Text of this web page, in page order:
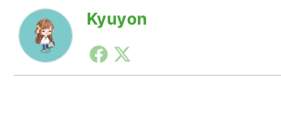
Kyuyon
FluQuar inc. Founder&CEO。女性
楽しむことをコンセプトに事業準
暗号資産
LINE